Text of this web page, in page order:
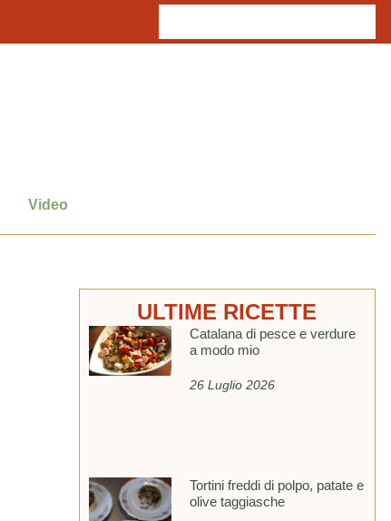
Video
ULTIME RICETTE
Catalana di pesce e verdure
a modo mio
26 Luglio 2026
Tortini freddi di polpo, patate e
olive taggiasche